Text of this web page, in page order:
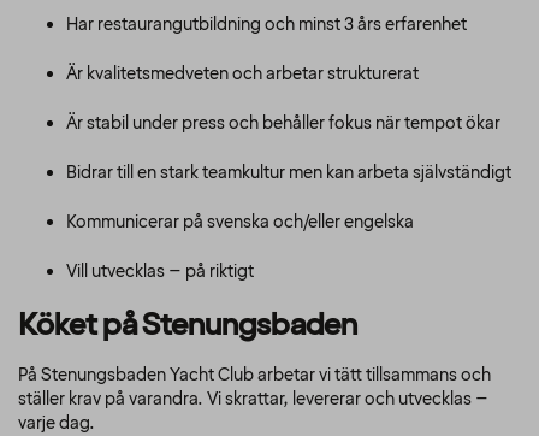
Har restaurangutbildning och minst 3 års erfarenhet
Är kvalitetsmedveten och arbetar strukturerat
Är stabil under press och behåller fokus när tempot ökar
Bidrar till en stark teamkultur men kan arbeta självständigt
Kommunicerar på svenska och/eller engelska
Vill utvecklas – på riktigt
Köket på Stenungsbaden
På Stenungsbaden Yacht Club arbetar vi tätt tillsammans och
ställer krav på varandra. Vi skrattar, levererar och utvecklas –
varje dag.